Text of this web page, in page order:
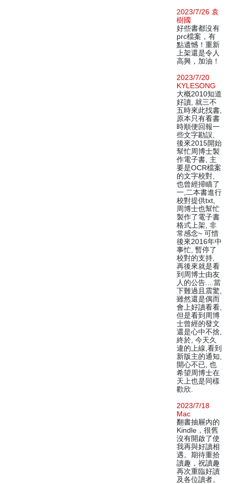
2023/7/26 袁
樹國
好些書都沒有
prc檔案，有
點遺憾！重新
上架還是令人
高興，加油！
2023/7/20
KYLESONG
大概2010知道
好讀, 就三不
五時來此找書,
原本只有看書
時順便回報一
些文字勘誤,
後來2015開始
幫忙周博士製
作電子書, 主
要是OCR檔案
的文字校對,
也曾經掃瞄了
一,二本書進行
校對提供txt,
周博士也幫忙
製作了電子書
格式上架, 非
常感念~ 可惜
後來2016年中
事忙, 暫停了
校對的支持,
再後來就是看
到周博士由友
人的公告....當
下難過且震驚,
雖然還是偶而
會上好讀看看,
但是看到周博
士曾經的發文
還是心中不捨,
終於, 今天久
違的上線,看到
新版主的通知,
開心不已, 也
希望周博士在
天上也是同樣
歡欣.
2023/7/18
Mac
翻書抽屜內的
Kindle，很舊
沒有開啟了使
我再與好讀相
遇。期待重拾
讀趣，祝讀趣
再次重臨好讀
及各位讀者。